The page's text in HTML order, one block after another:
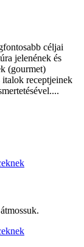
céljai
jelenének és
(gourmet)
italok receptjeinek